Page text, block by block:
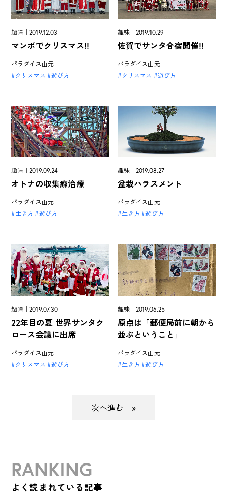
趣味｜2019.12.03
マンボでクリスマス!!
パラダイス山元
クリスマス
遊び方
趣味｜2019.10.29
佐賀でサンタ合宿開催!!
パラダイス山元
クリスマス
遊び方
趣味｜2019.09.24
オトナの収集癖治療
パラダイス山元
生き方
遊び方
趣味｜2019.08.27
盆栽ハラスメント
パラダイス山元
生き方
遊び方
趣味｜2019.07.30
22年目の夏 世界サンタク
ロース会議に出席
パラダイス山元
クリスマス
遊び方
趣味｜2019.06.25
原点は「郵便局前に朝から
並ぶということ」
パラダイス山元
生き方
遊び方
»
RANKING
よく読まれている記事